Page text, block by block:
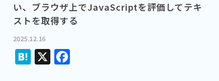
い、ブラウザ上でJavaScriptを評価してテキ
ストを取得する
2025.12.16
Hatena
X Facebook